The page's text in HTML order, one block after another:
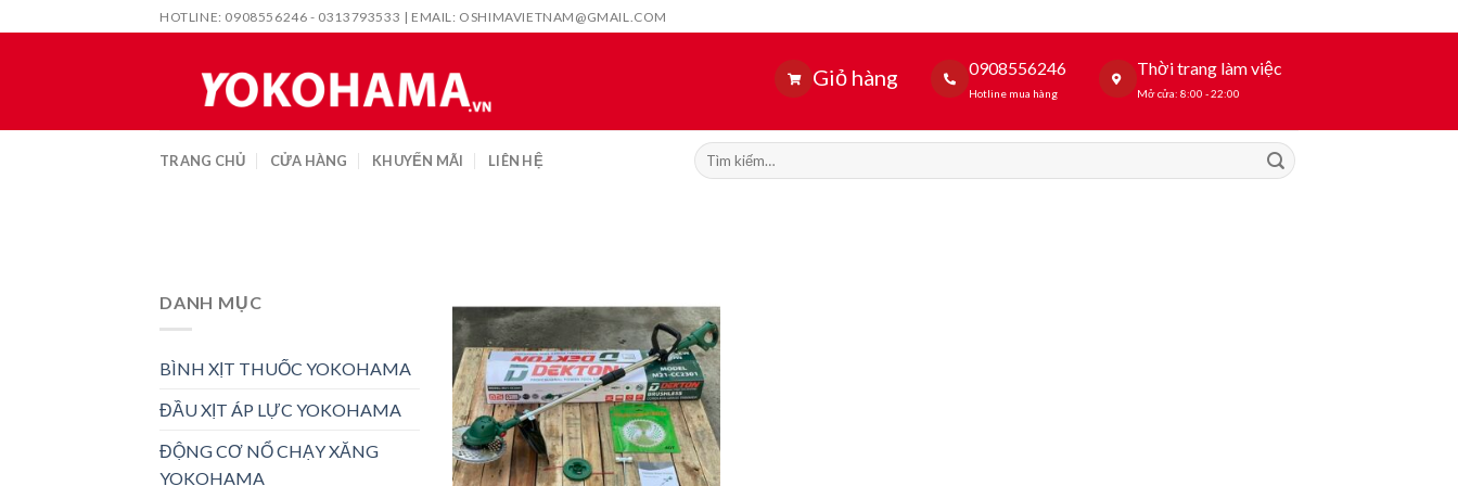
to
HOTLINE: 0908556246 - 0313793533 | EMAIL: OSHIMAVIETNAM@GMAIL.COM
Giỏ hàng 0908556246
Hotline mua hàng
Thời trang làm việc
Mở cửa: 8:00 - 22:00
TRANG CHỦ CỬA HÀNG KHUYẾN MÃI LIÊN HỆ
Tìm
kiếm:
DANH MỤC
BÌNH XỊT THUỐC YOKOHAMA
ĐẦU XỊT ÁP LỰC YOKOHAMA
ĐỘNG CƠ NỔ CHẠY XĂNG
YOKOHAMA